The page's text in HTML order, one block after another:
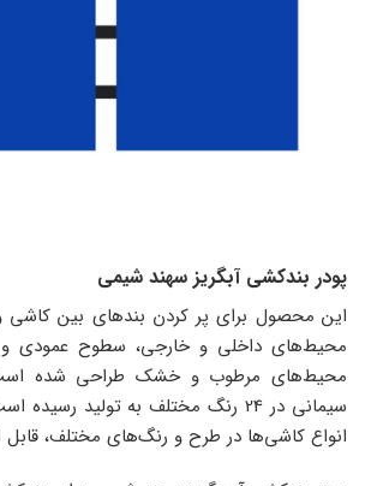
پودر بندکشی آبگریز سهند شیمی
این محصول برای پر کردن بندهای بین کاشی
محیط‌های داخلی و خارجی، سطوح عمودی
محیط‌های مرطوب و خشک طراحی شده است.
سیمانی در 24 رنگ مختلف به تولید
انواع کاشی‌ها در طرح و رنگ‌های مختلف، قابل